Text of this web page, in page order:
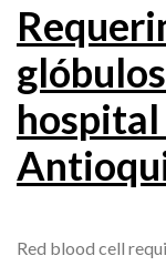
Red blood cell